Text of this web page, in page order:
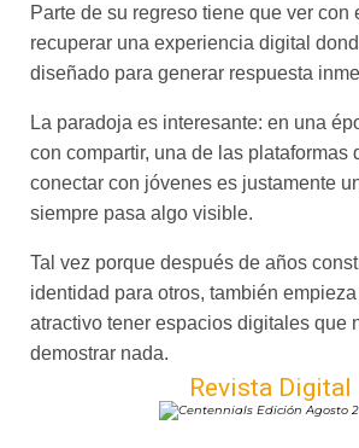
Parte de su regreso tiene que ver con
recuperar una experiencia digital
diseñado para generar respuesta
La paradoja es interesante: en una
con compartir, una de las plataformas
conectar con jóvenes es justamente
siempre pasa algo visible.
Tal vez porque después de años
identidad para otros, también
atractivo tener espacios digitales que
demostrar nada.
Revista Digital